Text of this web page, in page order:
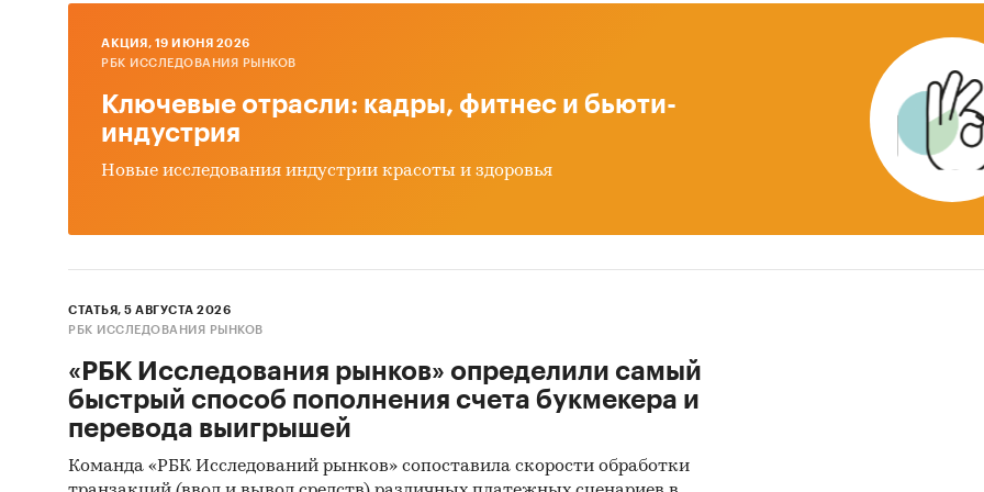
экспортеров
зарубежных получателей
При подготовке обзора использована официальная
Федеральная служба государственной статистики
Федеральная таможенная служба
AКЦИЯ, 19 ИЮНЯ 2026
РБК ИССЛЕДОВАНИЯ РЫНКОВ
Ключевые отрасли: кадры, фитнес и бьюти-
индустрия
Новые исследования индустрии красоты и здоровья
СТАТЬЯ, 5 АВГУСТА 2026
РБК ИССЛЕДОВАНИЯ РЫНКОВ
«РБК Исследования рынков» определили самый
быстрый способ пополнения счета букмекера и
перевода выигрышей
Команда «РБК Исследований рынков» сопоставила скорости обработки